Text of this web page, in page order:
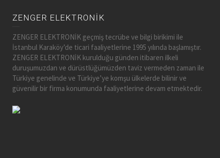
ZENGER ELEKTRONİK
ZENGER ELEKTRONİK geçmiş tecrübe ve bilgi birikimi ile
İstanbul Karaköy’de ticari faaliyetlerine 1995 yılında başlamıştır.
ZENGER ELEKTRONİK kurulduğu günden itibaren ilkeli
duruşumuzdan ve dürüstlüğümüzden taviz vermeden zaman ile
Türkiye genelinde ve Türkiye’ye komşu ülkelerde bilinir ve
güvenilir bir firma konumunda faaliyetlerine devam etmektedir.